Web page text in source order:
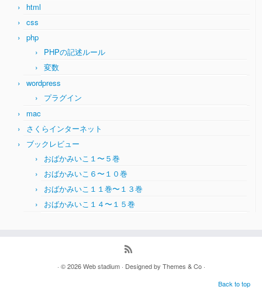
html
css
php
PHPの記述ルール
変数
wordpress
プラグイン
mac
さくらインターネット
ブックレビュー
おばかみいこ１〜５巻
おばかみいこ６〜１０巻
おばかみいこ１１巻〜１３巻
おばかみいこ１４〜１５巻
· © 2026Web stadium· Designed by Themes & Co·
Back to top